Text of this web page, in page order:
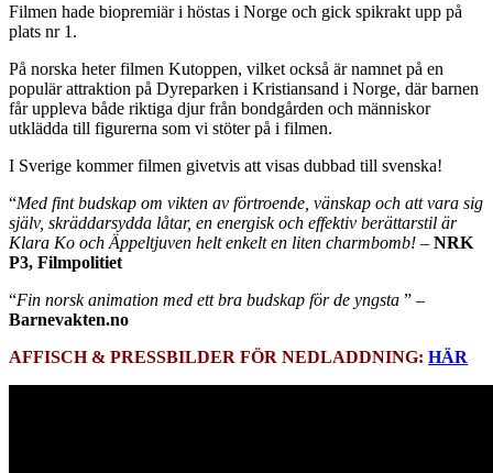
Filmen hade biopremiär i höstas i Norge och gick spikrakt upp på
plats nr 1.
På norska heter filmen Kutoppen, vilket också är namnet på en
populär attraktion på Dyreparken i Kristiansand i Norge, där barnen
får uppleva både riktiga djur från bondgården och människor
utklädda till figurerna som vi stöter på i filmen.
I Sverige kommer filmen givetvis att visas dubbad till svenska!
“Med fint budskap om vikten av förtroende, vänskap och att vara sig
själv, skräddarsydda låtar, en energisk och effektiv berättarstil är
Klara Ko och Äppeltjuven helt enkelt en liten charmbomb! – NRK
P3, Filmpolitiet
“Fin norsk animation med ett bra budskap för de yngsta ” –
Barnevakten.no
AFFISCH & PRESSBILDER FÖR NEDLADDNING: HÄR